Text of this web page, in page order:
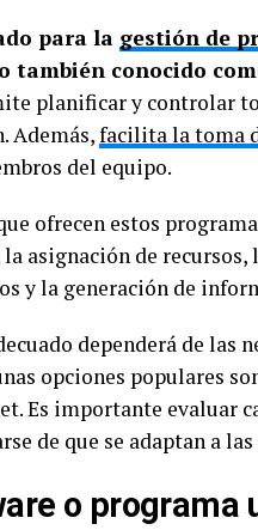
para la gestión de
también conocido
planificar y controlar
Además,facilita la toma
del equipo.
ofrecen estos
asignación de
y la generación de
dependerá de las
opciones populares
Es importante evaluar
de que se adaptan a
o programa